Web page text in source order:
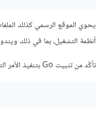
يحوي الموقع الرسمي كذلك
أنظمة التشغيل، بما في ذلك
تأكّد من تثبيت Go بتنفيذ الأمر التالي: